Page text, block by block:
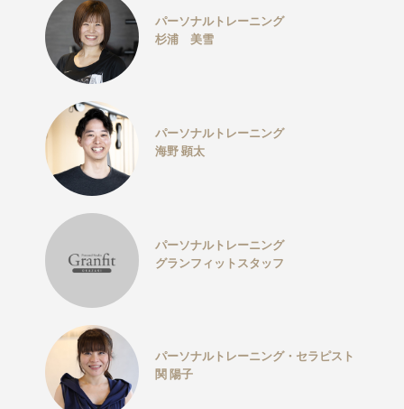
パーソナルトレーニング
杉浦 美雪
パーソナルトレーニング
海野 顕太
パーソナルトレーニング
グランフィットスタッフ
パーソナルトレーニング・セラピスト
関 陽子